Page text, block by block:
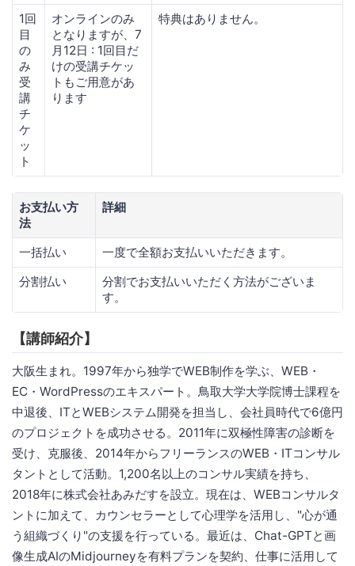
1回
目
の
み
受
講
チ
ケ
ッ
ト
オンラインのみ
となりますが、7
月12日 : 1回目だ
けの受講チケッ
トもご用意があ
ります
特典はありません。
お支払い方
法
詳細
一括払い
一度で全額お支払いいただきます。
分割払い
分割でお支払いいただく方法がございま
す。
【講師紹介】
大阪生まれ。1997年から独学でWEB制作を学ぶ、WEB・
EC・WordPressのエキスパート。鳥取大学大学院博士課程を
中退後、ITとWEBシステム開発を担当し、会社員時代で6億円
のプロジェクトを成功させる。2011年に双極性障害の診断を
受け、克服後、2014年からフリーランスのWEB・ITコンサル
タントとして活動。1,200名以上のコンサル実績を持ち、
2018年に株式会社あみだすを設立。現在は、WEBコンサルタ
ントに加えて、カウンセラーとして心理学を活用し、"心が通
う組織づくり"の支援を行っている。最近は、Chat-GPTと画
像生成AIのMidjourneyを有料プランを契約、仕事に活用して